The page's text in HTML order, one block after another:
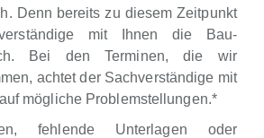
Denn bereits zu diesem Zeitpunkt
mit Ihnen die Bau-
Bei den Terminen, die wir
achtet der Sachverständige mit
mögliche Problemstellungen.*
fehlende Unterlagen oder